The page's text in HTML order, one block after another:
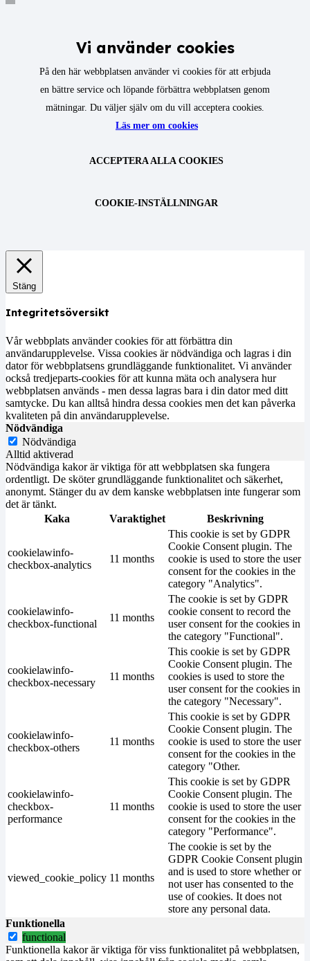
Vi använder cookies
På den här webbplatsen använder vi cookies för att erbjuda
en bättre service och löpande förbättra webbplatsen genom
mätningar. Du väljer själv om du vill acceptera cookies.
Läs mer om cookies
ACCEPTERA ALLA COOKIES
COOKIE-INSTÄLLNINGAR
Stäng
Integritetsöversikt
Vår webbplats använder cookies för att förbättra din
användarupplevelse. Vissa cookies är nödvändiga och lagras i din
dator för webbplatsens grundläggande funktionalitet. Vi använder
också tredjeparts-cookies för att kunna mäta och analysera hur
webbplatsen används - men dessa lagras bara i din dator med ditt
samtycke. Du kan alltså hindra dessa cookies men det kan påverka
kvaliteten på din användarupplevelse.
Nödvändiga
Nödvändiga
Alltid aktiverad
Nödvändiga kakor är viktiga för att webbplatsen ska fungera
ordentligt. De sköter grundläggande funktionalitet och säkerhet,
anonymt. Stänger du av dem kanske webbplatsen inte fungerar som
det är tänkt.
Kaka
Varaktighet Beskrivning
cookielawinfo-
checkbox-analytics
11 months
This cookie is set by GDPR
Cookie Consent plugin. The
cookie is used to store the user
consent for the cookies in the
category "Analytics".
cookielawinfo-
checkbox-functional
11 months
The cookie is set by GDPR
cookie consent to record the
user consent for the cookies in
the category "Functional".
cookielawinfo-
checkbox-necessary
11 months
This cookie is set by GDPR
Cookie Consent plugin. The
cookies is used to store the
user consent for the cookies in
the category "Necessary".
cookielawinfo-
checkbox-others
11 months
This cookie is set by GDPR
Cookie Consent plugin. The
cookie is used to store the user
consent for the cookies in the
category "Other.
cookielawinfo-
checkbox-
performance
11 months
This cookie is set by GDPR
Cookie Consent plugin. The
cookie is used to store the user
consent for the cookies in the
category "Performance".
viewed_cookie_policy 11 months
The cookie is set by the
GDPR Cookie Consent plugin
and is used to store whether or
not user has consented to the
use of cookies. It does not
store any personal data.
Funktionella
functional
Funktionella kakor är viktiga för viss funktionalitet på webbplatsen,